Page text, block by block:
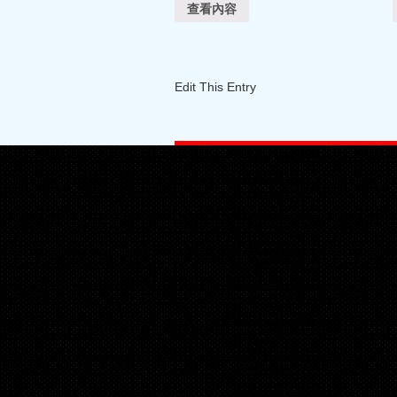
查看內容
Edit This Entry